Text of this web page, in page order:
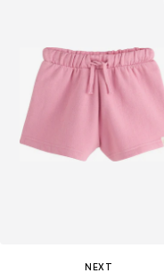
NEXT